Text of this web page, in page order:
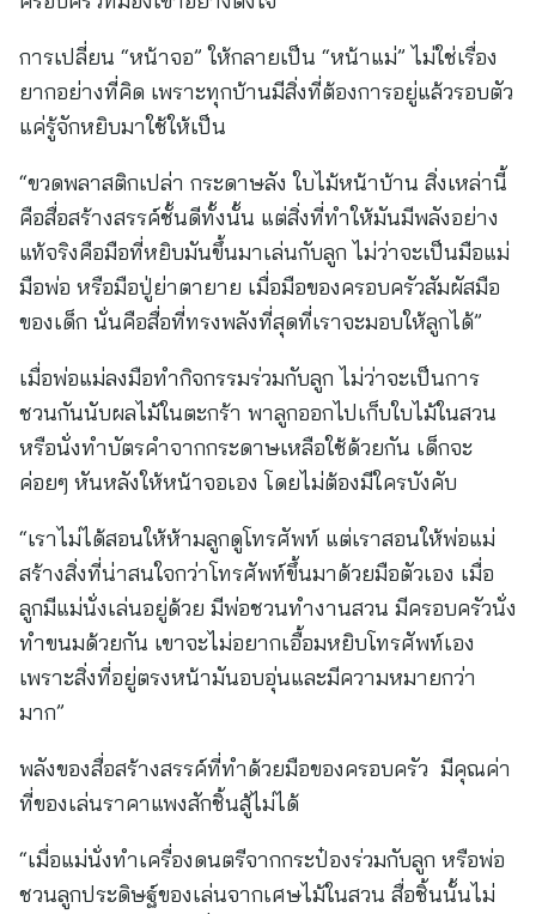
การเปลี่ยน “หน้าจอ” ให้กลายเป็น “หน้าแม่” ไม่ใช่เรื่อง
ยากอย่างที่คิด เพราะทุกบ้านมีสิ่งที่ต้องการอยู่แล้วรอบตัว
แค่รู้จักหยิบมาใช้ให้เป็น
“ขวดพลาสติกเปล่า กระดาษลัง ใบไม้หน้าบ้าน สิ่งเหล่านี้
คือสื่อสร้างสรรค์ชั้นดีทั้งนั้น แต่สิ่งที่ทำให้มันมีพลังอย่าง
แท้จริงคือมือที่หยิบมันขึ้นมาเล่นกับลูก ไม่ว่าจะเป็นมือแม่
มือพ่อ หรือมือปู่ย่าตายาย เมื่อมือของครอบครัวสัมผัสมือ
ของเด็ก นั่นคือสื่อที่ทรงพลังที่สุดที่เราจะมอบให้ลูกได้”
เมื่อพ่อแม่ลงมือทำกิจกรรมร่วมกับลูก ไม่ว่าจะเป็นการ
ชวนกันนับผลไม้ในตะกร้า พาลูกออกไปเก็บใบไม้ในสวน
หรือนั่งทำบัตรคำจากกระดาษเหลือใช้ด้วยกัน เด็กจะ
ค่อยๆ หันหลังให้หน้าจอเอง โดยไม่ต้องมีใครบังคับ
“เราไม่ได้สอนให้ห้ามลูกดูโทรศัพท์ แต่เราสอนให้พ่อแม่
สร้างสิ่งที่น่าสนใจกว่าโทรศัพท์ขึ้นมาด้วยมือตัวเอง เมื่อ
ลูกมีแม่นั่งเล่นอยู่ด้วย มีพ่อชวนทำงานสวน มีครอบครัวนั่ง
ทำขนมด้วยกัน เขาจะไม่อยากเอื้อมหยิบโทรศัพท์เอง
เพราะสิ่งที่อยู่ตรงหน้ามันอบอุ่นและมีความหมายกว่า
มาก”
พลังของสื่อสร้างสรรค์ที่ทำด้วยมือของครอบครัว มีคุณค่า
ที่ของเล่นราคาแพงสักชิ้นสู้ไม่ได้
“เมื่อแม่นั่งทำเครื่องดนตรีจากกระป๋องร่วมกับลูก หรือพ่อ
ชวนลูกประดิษฐ์ของเล่นจากเศษไม้ในสวน สื่อชิ้นนั้นไม่